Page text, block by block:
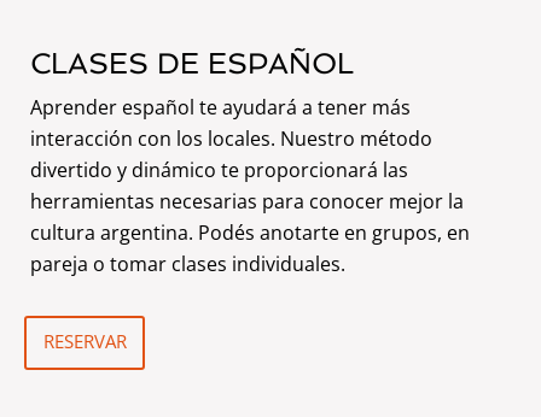
CLASES DE ESPAÑOL
Aprender español te ayudará a tener más
interacción con los locales. Nuestro método
divertido y dinámico te proporcionará las
herramientas necesarias para conocer mejor la
cultura argentina. Podés anotarte en grupos, en
pareja o tomar clases individuales.
RESERVAR